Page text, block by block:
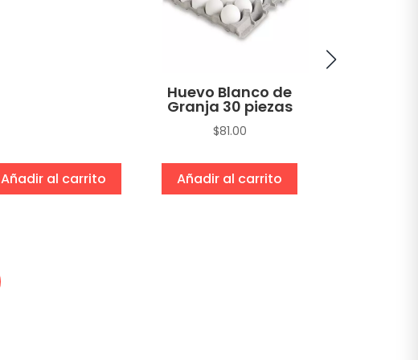
Añadir al carrito
Huevo Blanco de
Granja 30 piezas
$81.00
Añadir al carrito